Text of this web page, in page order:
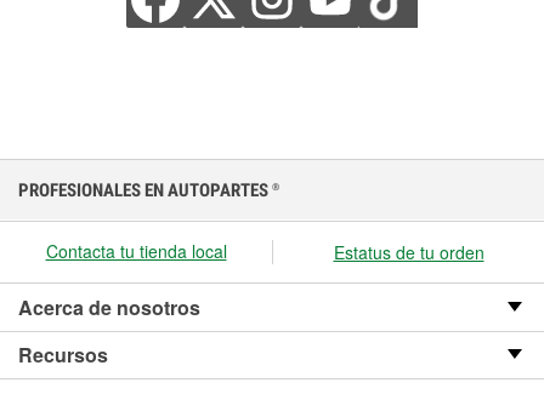
PROFESIONALES EN AUTOPARTES ®
Contacta tu tienda local Estatus de tu orden
Acerca de nosotros
Recursos